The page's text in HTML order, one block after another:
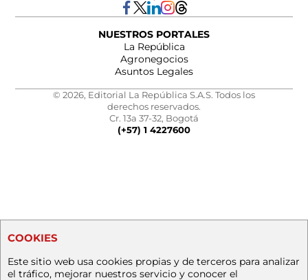
NUESTROS PORTALES
La República
Agronegocios
Asuntos Legales
© 2026, Editorial La República S.A.S. Todos los
derechos reservados.
Cr. 13a 37-32, Bogotá
(+57) 1 4227600
COOKIES
Este sitio web usa cookies propias y de terceros para analizar
el tráfico, mejorar nuestros servicio y conocer el